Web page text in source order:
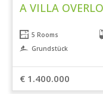
A VILLA
5 Rooms
Grundstück
€ 1.400.000